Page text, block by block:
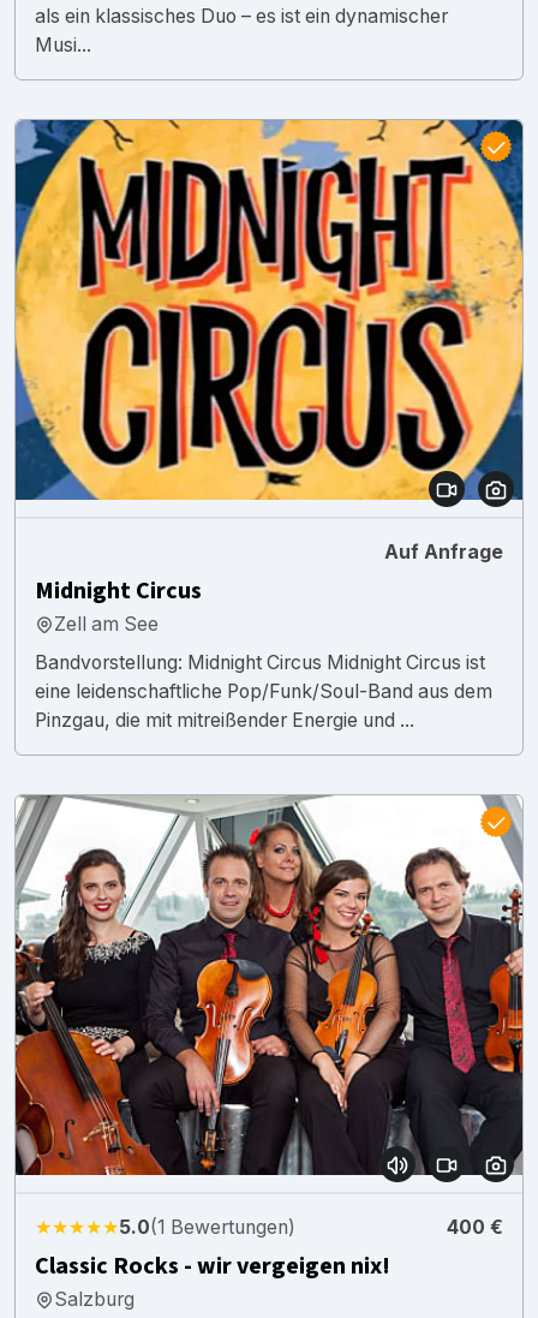
als ein klassisches Duo – es ist ein dynamischer
Musi...
Auf Anfrage
Midnight Circus
Zell am See
Bandvorstellung: Midnight Circus Midnight Circus ist
eine leidenschaftliche Pop/Funk/Soul-Band aus dem
Pinzgau, die mit mitreißender Energie und ...
★★★★★5.0(1 Bewertungen) 400 €
Classic Rocks - wir vergeigen nix!
Salzburg